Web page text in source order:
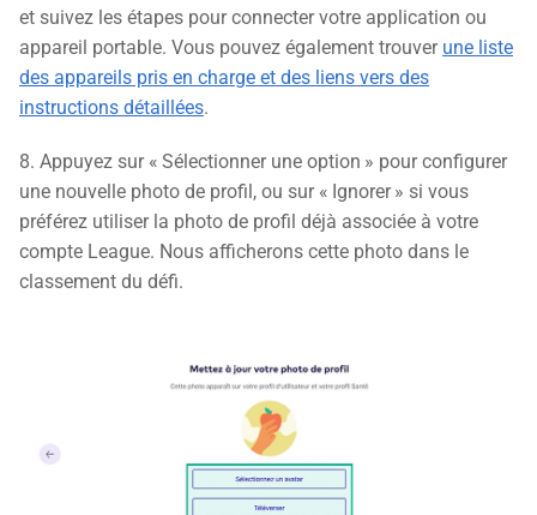
et suivez les étapes pour connecter votre application ou
appareil portable. Vous pouvez également trouver une liste
des appareils pris en charge et des liens vers des
instructions détaillées.
8. Appuyez sur « Sélectionner une option » pour configurer
une nouvelle photo de profil, ou sur « Ignorer » si vous
préférez utiliser la photo de profil déjà associée à votre
compte League. Nous afficherons cette photo dans le
classement du défi.